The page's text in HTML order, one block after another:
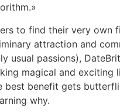
to find their very own
attraction and
usual passions),
magical and exciting
best benefit gets
why.